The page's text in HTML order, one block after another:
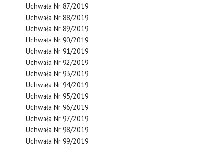
Uchwała Nr 87/2019
Uchwała Nr 88/2019
Uchwała Nr 89/2019
Uchwała Nr 90/2019
Uchwała Nr 91/2019
Uchwała Nr 92/2019
Uchwała Nr 93/2019
Uchwała Nr 94/2019
Uchwała Nr 95/2019
Uchwała Nr 96/2019
Uchwała Nr 97/2019
Uchwała Nr 98/2019
Uchwała Nr 99/2019